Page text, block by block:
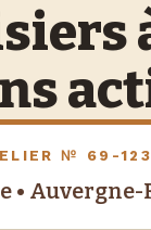
№ 69-123
•